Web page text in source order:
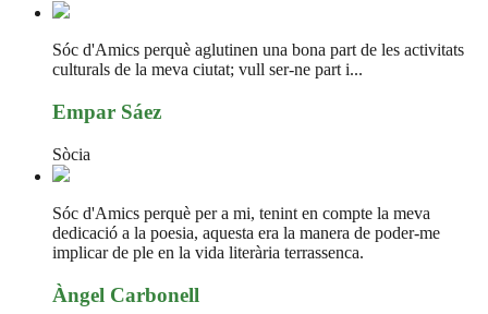
Sóc d'Amics perquè aglutinen una bona part de les activitats
culturals de la meva ciutat; vull ser-ne part i...
Empar Sáez
Sòcia
Sóc d'Amics perquè per a mi, tenint en compte la meva
dedicació a la poesia, aquesta era la manera de poder-me
implicar de ple en la vida literària terrassenca.
Àngel Carbonell